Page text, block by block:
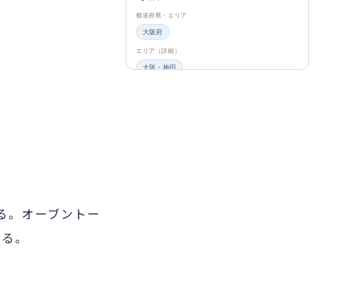
オーブントー
。
都道府県・エリア
大阪府
エリア（詳細）
大阪・梅田